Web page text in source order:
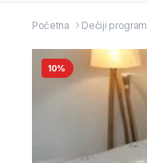
Početna Dečiji program
10%